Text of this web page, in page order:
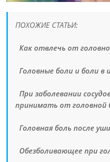
ПОХОЖИЕ СТАТЬИ:
Как отвлечь от
Головные боли и боли в
При заболевании
принимать от головной
Головная боль после
Обезболивающее при